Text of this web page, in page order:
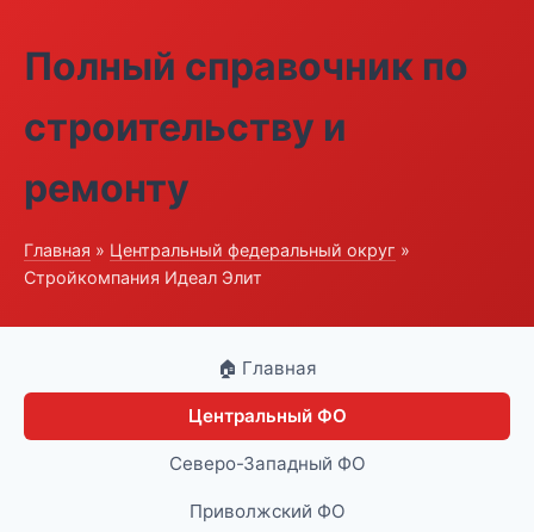
Полный справочник по
строительству и
ремонту
Главная » Центральный федеральный округ »
Стройкомпания Идеал Элит
🏠 Главная
Центральный ФО
Северо-Западный ФО
Приволжский ФО